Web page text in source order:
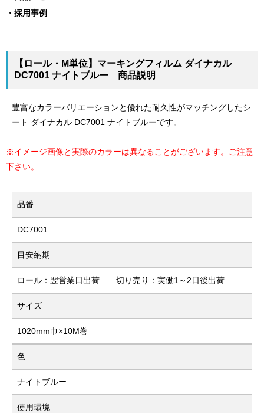
採用事例
【ロール・M単位】マーキングフィルム ダイナカル
DC7001 ナイトブルー 商品説明
豊富なカラーバリエーションと優れた耐久性がマッチングしたシ
ート ダイナカル DC7001 ナイトブルーです。
※イメージ画像と実際のカラーは異なることがございます。ご注意
下さい。
品番
DC7001
目安納期
ロール：翌営業日出荷 切り売り：実働1～2日後出荷
サイズ
1020mm巾×10M巻
色
ナイトブルー
使用環境